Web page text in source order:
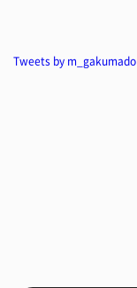
Tweets by m_gakumado